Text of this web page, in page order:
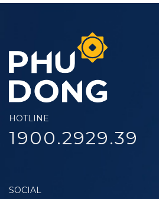
HOTLINE
1900.2929.39
SOCIAL